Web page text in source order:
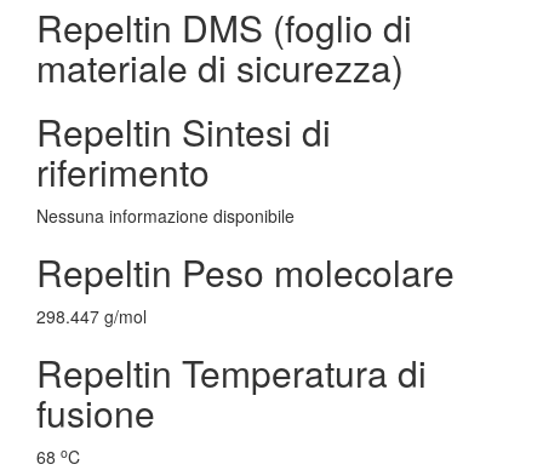
Repeltin DMS (foglio di
materiale di sicurezza)
Repeltin Sintesi di
riferimento
Nessuna informazione disponibile
Repeltin Peso molecolare
298.447 g/mol
Repeltin Temperatura di
fusione
68 oC